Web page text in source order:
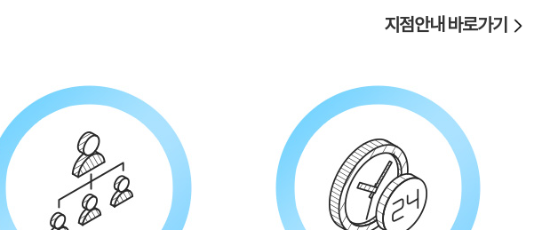
지점안내 바로가기